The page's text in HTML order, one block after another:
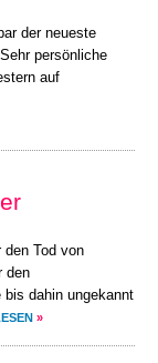
der neueste
persönliche
auf
den Tod von
den
bis dahin ungekannt
»